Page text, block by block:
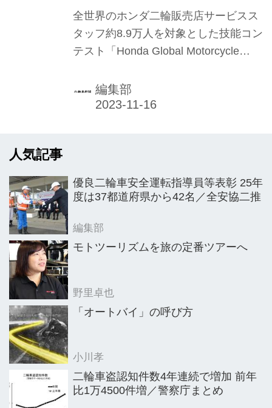
ル・テクニシャン・コ
ンテスト開催 全世界8.9
万人の中から代表23人
が競う
全世界のホンダ二輪販売店サービスス
タッフ約8.9万人を対象とした技能コン
テスト「Honda Global Motorcycle
バル・モーターサイクル・テクニシャ
ン・コンテスト）」の第1回大会が10
編集部
人気記事
優良二輪車安全運転指導員等表彰 25年
度は37都道府県から42名／全安協二推
編集部
モトツーリズムを旅の定番ツアーへ
野里卓也
「オートバイ」の呼び方
小川孝
二輪車盗認知件数4年連続で増加 前年
比1万4500件増／警察庁まとめ